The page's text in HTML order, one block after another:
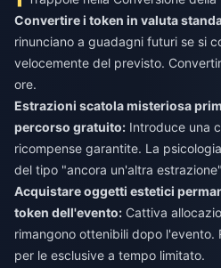
Convertire i token in valuta
rinunciano a guadagni futuri se si
velocemente del previsto.
ore.
Estrazioni scatola misteriosa
percorso gratuito: Introduce una
ricompense garantite. La
del tipo "ancora un'altra
Acquistare oggetti estetici
token dell'evento: Cattiva
rimangono ottenibili dopo l'evento.
per le esclusive a tempo limitato.